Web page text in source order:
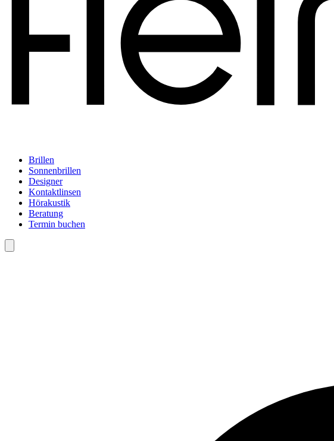
Brillen
Sonnenbrillen
Designer
Kontaktlinsen
Hörakustik
Beratung
Termin buchen